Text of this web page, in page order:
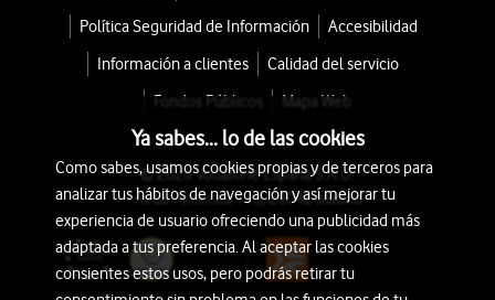
Política Seguridad de Información
Accesibilidad
Información a clientes
Calidad del servicio
Fondos Públicos
Mapa Web
© 2026 Vodafone España S.A.U.
Avda. América 115, 28042 Madrid
Ya sabes... lo de las cookies
Como sabes, usamos cookies propias y de terceros para
analizar tus hábitos de navegación y así mejorar tu
experiencia de usuario ofreciendo una publicidad más
adaptada a tus preferencia. Al aceptar las cookies
consientes estos usos, pero podrás retirar tu